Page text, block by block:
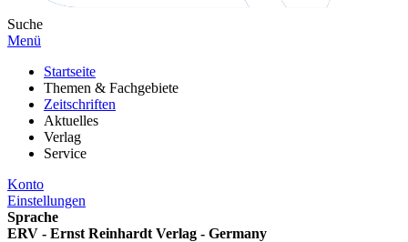
Suche
Menü
Startseite
Themen & Fachgebiete
Zeitschriften
Aktuelles
Verlag
Service
Konto
Einstellungen
Sprache
ERV - Ernst Reinhardt Verlag - Germany